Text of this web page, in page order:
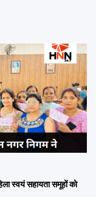
स्वयं सहायता समूहों को